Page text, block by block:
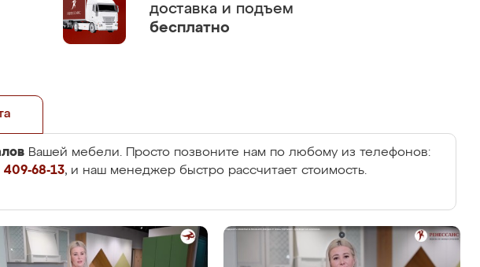
доставка и подъем
бесплатно
Вашей мебели. Просто позвоните нам по любому из телефонов:
409-68-13, и наш менеджер быстро рассчитает стоимость.